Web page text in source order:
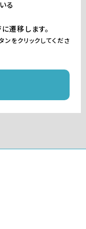
る
遷移します。
をクリックしてくださ